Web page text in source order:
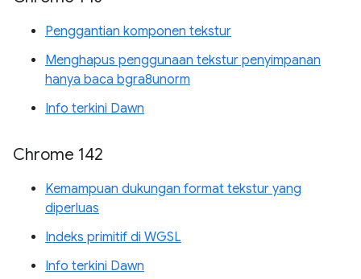
Penggantian komponen tekstur
Menghapus penggunaan tekstur penyimpanan
hanya baca bgra8unorm
Info terkini Dawn
Chrome 142
Kemampuan dukungan format tekstur yang
diperluas
Indeks primitif di WGSL
Info terkini Dawn